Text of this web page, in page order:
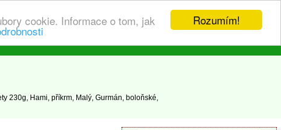
Rozumím!
cookie. Informace o tom, jak
230g, Hami, příkrm, Malý, Gurmán, boloňské,